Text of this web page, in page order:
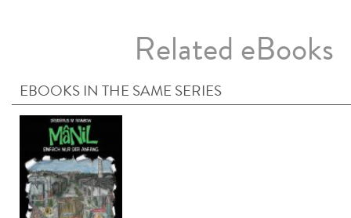
Related eBooks
EBOOKS IN THE SAME SERIES